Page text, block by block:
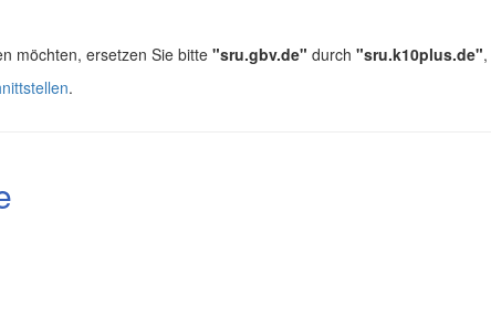
möchten, ersetzen Sie bitte"sru.gbv.de" durch "sru.k10plus.de",
.